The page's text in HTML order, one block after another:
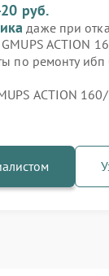
руб.
даже при
ACTION
по ремонту
ACTION